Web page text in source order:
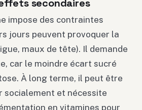
secondaires
impose des contraintes
jours peuvent provoquer la
maux de tête). Il demande
car le moindre écart sucré
À long terme, il peut être
socialement et nécessite
en vitamines pour